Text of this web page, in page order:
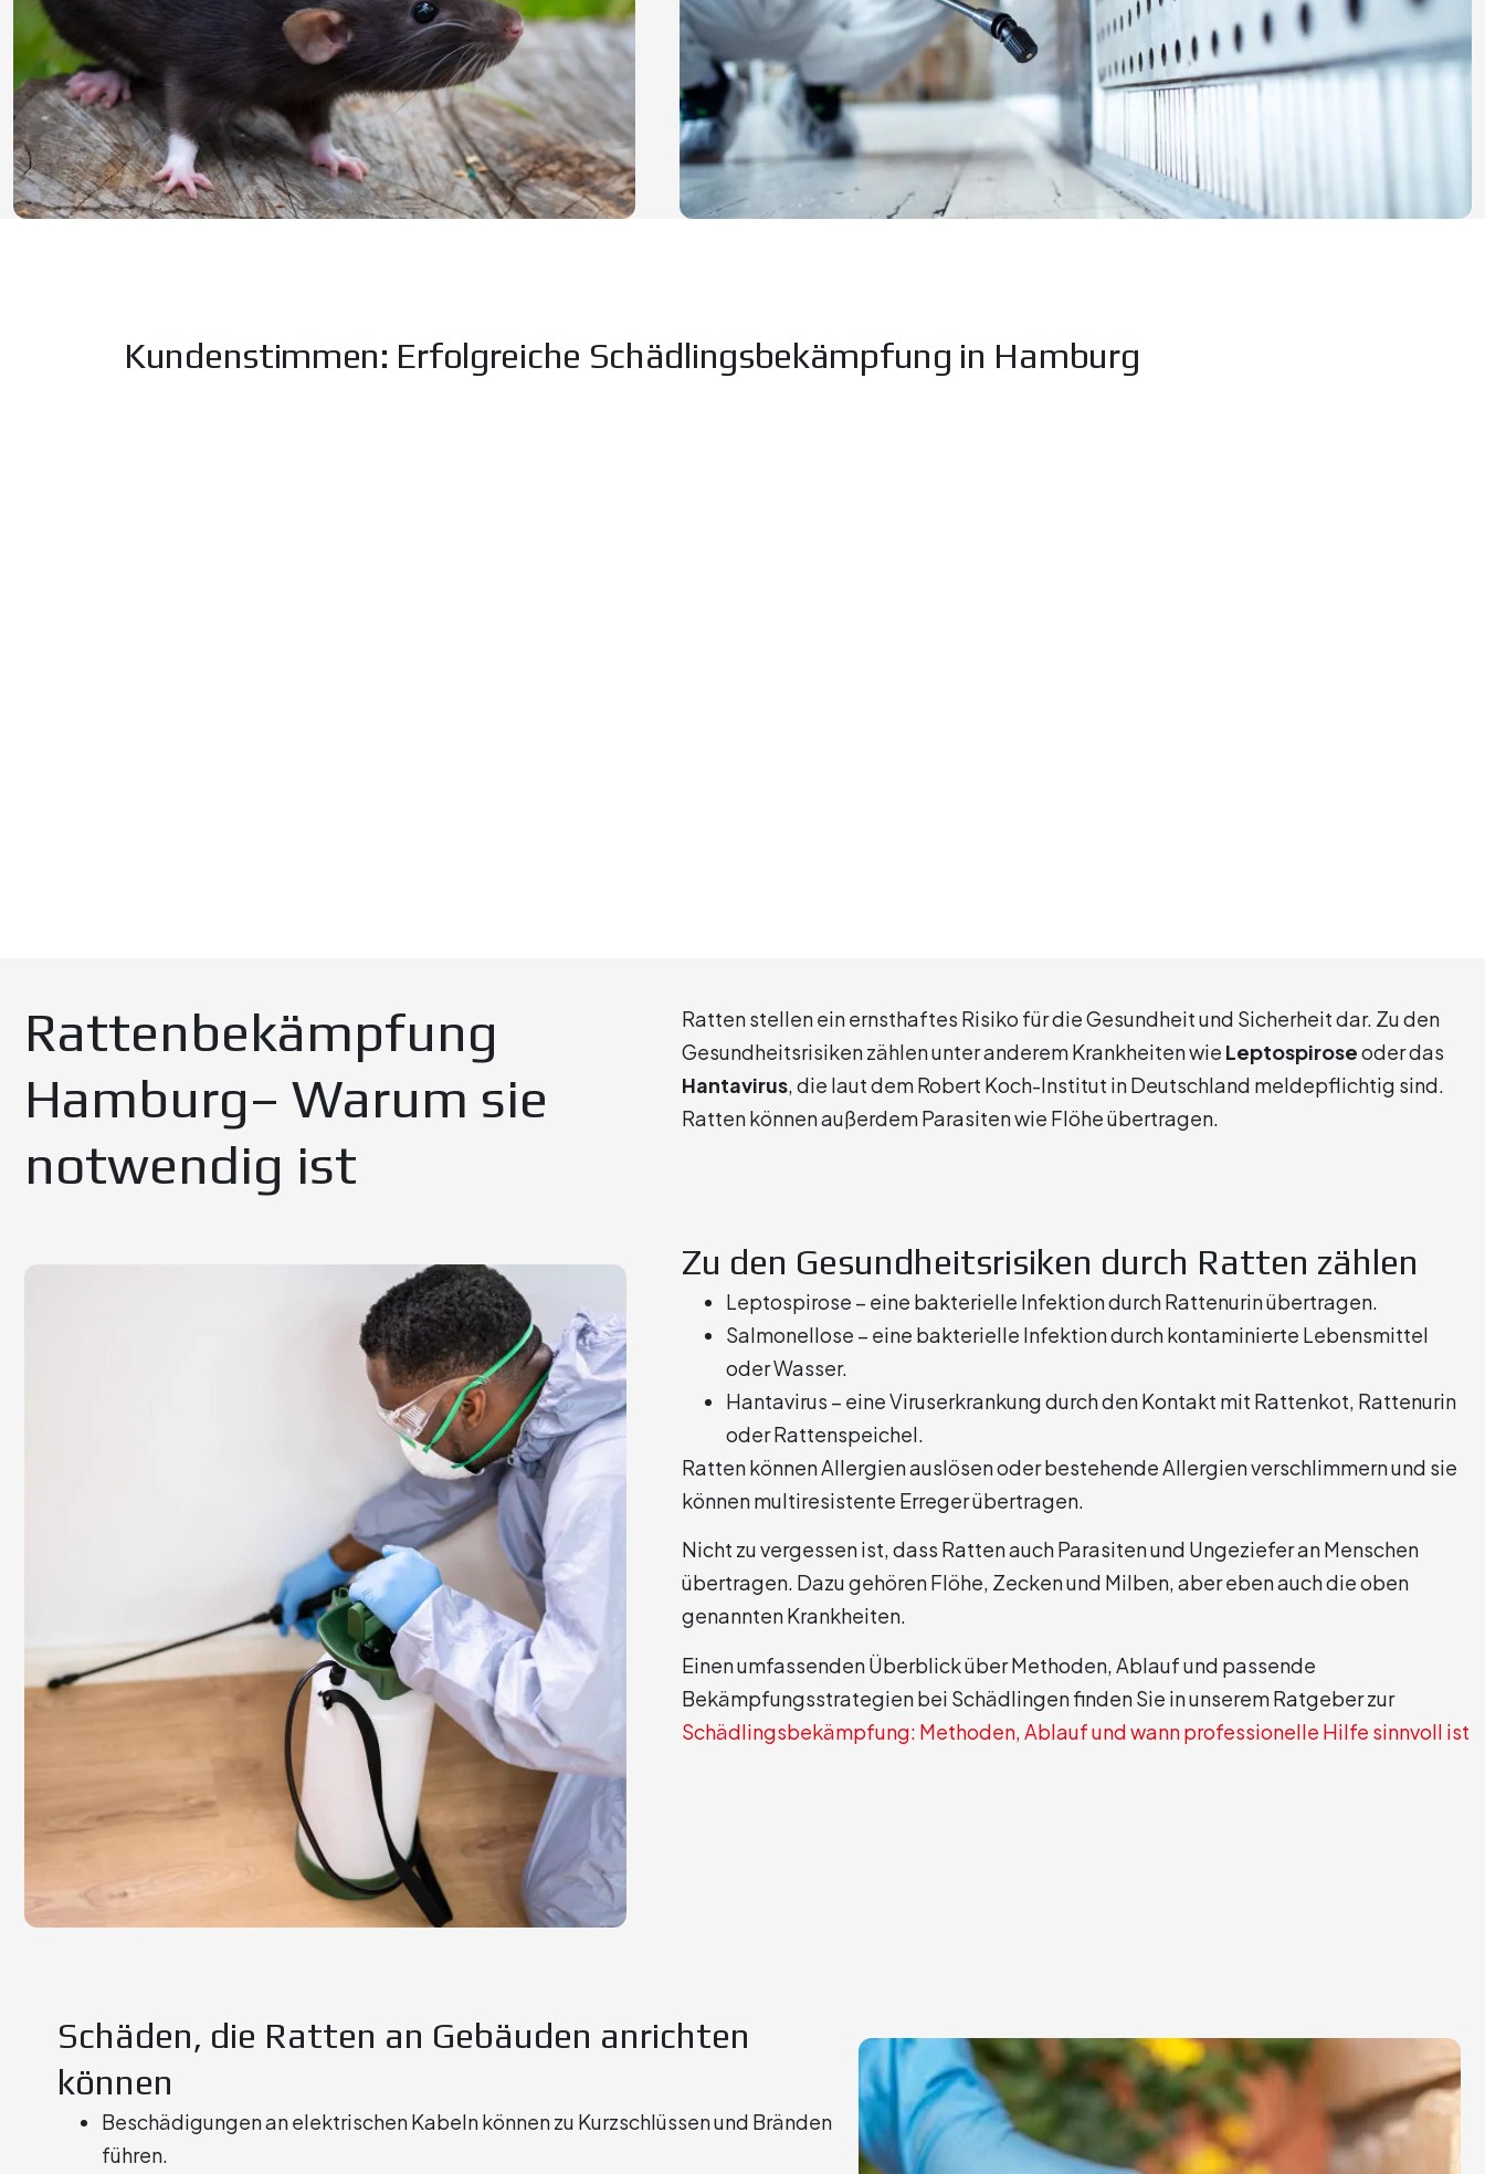
Kundenstimmen: Erfolgreiche Schädlingsbekämpfung in Hamburg
Rattenbekämpfung
Hamburg– Warum sie
notwendig ist
Ratten stellen ein ernsthaftes Risiko für die Gesundheit und Sicherheit dar. Zu den
Gesundheitsrisiken zählen unter anderem Krankheiten wie Leptospiroseoder das
Hantavirus, die laut dem Robert Koch-Institut in Deutschland meldepflichtig sind.
Ratten können außerdem Parasiten wie Flöhe übertragen.
Zu den Gesundheitsrisiken durch Ratten zählen
Leptospirose – eine bakterielle Infektion durch Rattenurin übertragen.
Salmonellose – eine bakterielle Infektion durch kontaminierte Lebensmittel
oder Wasser.
Hantavirus – eine Viruserkrankung durch den Kontakt mit Rattenkot, Rattenurin
oder Rattenspeichel.
Ratten können Allergien auslösen oder bestehende Allergien verschlimmern und sie
können multiresistente Erreger übertragen.
Nicht zu vergessen ist, dass Ratten auch Parasiten und Ungeziefer an Menschen
übertragen. Dazu gehören Flöhe, Zecken und Milben, aber eben auch die oben
genannten Krankheiten.
Einen umfassenden Überblick über Methoden, Ablauf und passende
Bekämpfungsstrategien bei Schädlingen finden Sie in unserem Ratgeber zur
Schädlingsbekämpfung: Methoden, Ablauf und wann professionelle Hilfe sinnvoll ist
Schäden, die Ratten an Gebäuden anrichten
können
Beschädigungen an elektrischen Kabeln können zu Kurzschlüssen und Bränden
führen.